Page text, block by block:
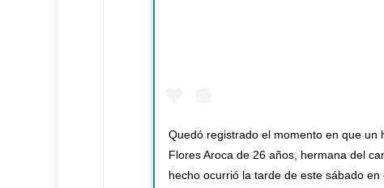
Quedó registrado el momento en que un
Flores Aroca de 26 años, hermana del
hecho ocurrió la tarde de este sábado en